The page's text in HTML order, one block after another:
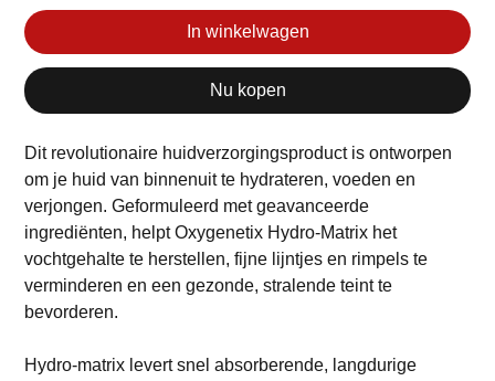
In winkelwagen
Nu kopen
Dit revolutionaire huidverzorgingsproduct is ontworpen
om je huid van binnenuit te hydrateren, voeden en
verjongen. Geformuleerd met geavanceerde
ingrediënten, helpt Oxygenetix Hydro-Matrix het
vochtgehalte te herstellen, fijne lijntjes en rimpels te
verminderen en een gezonde, stralende teint te
bevorderen.
Hydro-matrix levert snel absorberende, langdurige